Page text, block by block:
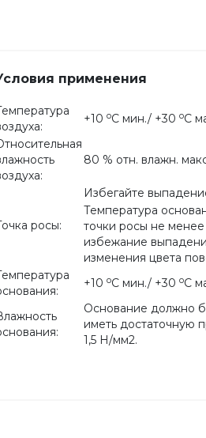
применения
+10 oС мин./ +30 oС
80 % отн. влажн.
росы:
Избегайте
Температура
точки росы не
избежание
изменения цвета
+10 oС мин./ +30 oС
Основание должно
иметь достаточную
1,5 Н/мм2.